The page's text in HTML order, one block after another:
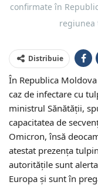
confirmate în
regiunea
Distribuie
În Republica
caz de infectare cu
ministrul Sănătății,
capacitatea de
Omicron, însă
atestat prezența
autoritățile sunt
Europa și sunt în